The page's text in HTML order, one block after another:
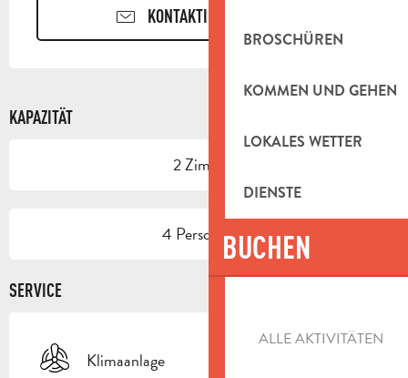
BROSCHÜREN
KOMMEN UND GEHEN
LOKALES WETTER
DIENSTE
BUCHEN
ALLE AKTIVITÄTEN
KONTAKTIEREN SIE UNS
KAPAZITÄT
2 Zimmer
4 Person(en)
SERVICE
Klimaanlage